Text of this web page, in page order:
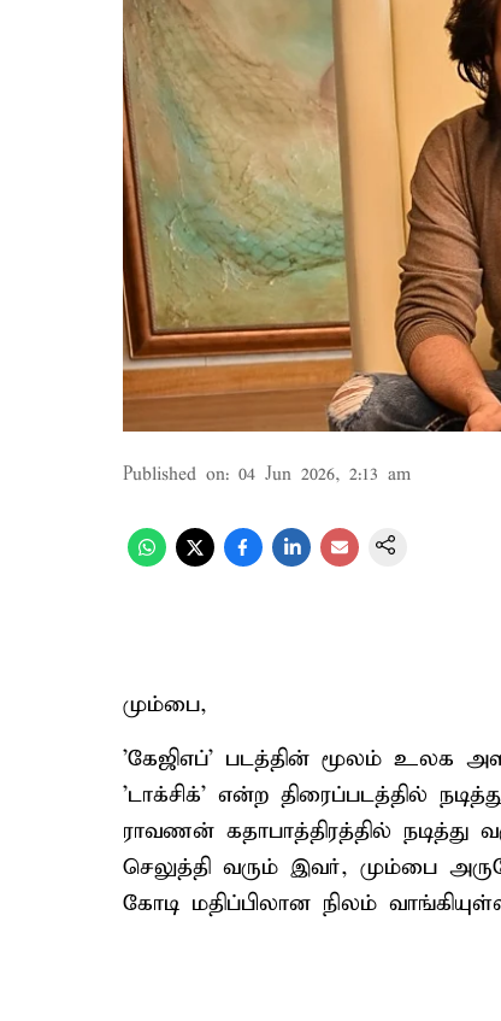
Published on: 04 Jun 2026, 2:13 am
மும்பை,
'கேஜிஎப்' படத்தின் மூலம் உலக
'டாக்சிக்' என்ற திரைப்படத்தில்
ராவணன் கதாபாத்திரத்தில் நடித்து
செலுத்தி வரும் இவர், மும்பை
கோடி மதிப்பிலான நிலம்